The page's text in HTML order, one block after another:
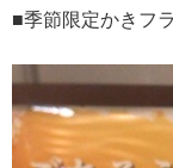
■季節限定かきフ